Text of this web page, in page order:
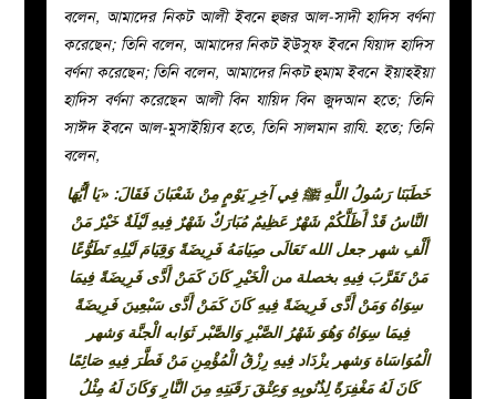
বলেন, আমাদের নিকট আলী ইবনে হুজর আল-সাদী হাদিস বর্ণনা
করেছেন; তিনি বলেন, আমাদের নিকট ইউসুফ ইবনে যিয়াদ হাদিস
বর্ণনা করেছেন; তিনি বলেন, আমাদের নিকট হুমাম ইবনে ইয়াহইয়া
হাদিস বর্ণনা করেছেন আলী বিন যায়িদ বিন জুদআন হতে; তিনি
সাঈদ ইবনে আল-মুসাইয়্যিব হতে, তিনি সালমান রাযি. হতে; তিনি
বলেন,
خَطَبَنَا رَسُولُ اللَّهِ ﷺ فِي آخِرِ يَوْمٍ مِنْ شَعْبَانَ فَقَالَ: «يَا أَيُّهَا
النَّاسُ قَدْ أَظَلَّكُمْ شَهْرٌ عَظِيمٌ مُبَارَكٌ شَهْرٌ فِيهِ لَيْلَةٌ خَيْرٌ مَنْ
أَلْفِ شهر جعل الله تَعَالَى صِيَامَهُ فَرِيضَةً وَقِيَامَ لَيْلِهِ تَطَوُّعًا
مَنْ تَقَرَّبَ فِيهِ بخصلة من الْخَيْرِ كَانَ كَمَنْ أَدَّى فَرِيضَةً فِيمَا
سِوَاهُ وَمَنْ أَدَّى فَرِيضَةً فِيهِ كَانَ كَمَنْ أَدَّى سَبْعِينَ فَرِيضَةً
فِيمَا سِوَاهُ وَهُوَ شَهْرُ الصَّبْرِ وَالصَّبْر ثَوَابه الْجنَّة وَشهر
الْمُوَاسَاة وَشهر يزْدَاد فِيهِ رِزْقُ الْمُؤْمِنِ مَنْ فَطَّرَ فِيهِ صَائِمًا
كَانَ لَهُ مَغْفِرَةً لِذُنُوبِهِ وَعِتْقَ رَقَبَتِهِ مِنَ النَّارِ وَكَانَ لَهُ مِثْلُ